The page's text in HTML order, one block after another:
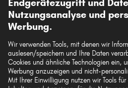
FIAT PALIO
FIAT STRADA
FIAT COUPE
Unsere Versandpartner
Die hier dargestellten Daten, insbesondere die
vervielfältigt werden. Die Vervielfältigung und
Datenbank ohne vorherige Einwilligung von
Einbeziehung Dritter in solche Aktivitäten ist
Endgerätezugriff und
Nutzungsanalyse und
Werbung.
Wir verwenden Tools, mit denen wir
auslesen/speichern und Ihre Daten
Cookies und ähnliche Technologien ein,
Werbung anzuzeigen und nicht-
Mit Ihrer Einwilligung nutzen wir Tools